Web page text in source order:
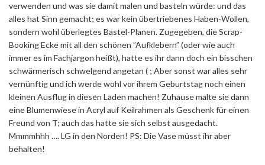
verwenden und was sie damit malen und basteln würde: und das
alles hat Sinn gemacht; es war kein übertriebenes Haben-Wollen,
sondern wohl überlegtes Bastel-Planen. Zugegeben, die Scrap-
Booking Ecke mit all den schönen ”Aufklebern” (oder wie auch
immer es im Fachjargon heißt), hatte es ihr dann doch ein bisschen
schwärmerisch schwelgend angetan ( ; Aber sonst war alles sehr
vernünftig und ich werde wohl vor ihrem Geburtstag noch einen
kleinen Ausflug in diesen Laden machen! Zuhause malte sie dann
eine Blumenwiese in Acryl auf Keilrahmen als Geschenk für einen
Freund von T; auch das hatte sie sich selbst ausgedacht.
Mmmmhhh …. LG in den Norden! PS: Die Vase müsst ihr aber
behalten!